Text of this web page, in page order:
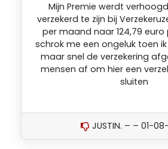
Mijn Premie werdt
verzekerd te zijn bij
per maand naar 124,79 euro
schrok me een ongeluk toen
maar snel de verzekering
mensen af om hier een
sluiten
JUSTIN. – – 01-